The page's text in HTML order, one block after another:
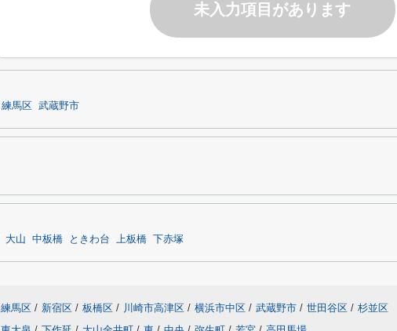
未入力項目があります
練馬区 武蔵野市
大山 中板橋 ときわ台 上板橋 下赤塚
練馬区 / 新宿区 / 板橋区 / 川崎市高津区 / 横浜市中区 / 武蔵野市 / 世田谷区 / 杉並区